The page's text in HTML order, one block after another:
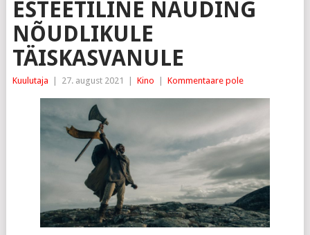
ESTEETILINE NAUDING
NÕUDLIKULE
TÄISKASVANULE
Kuulutaja 27. august 2021 Kino Kommentaare pole